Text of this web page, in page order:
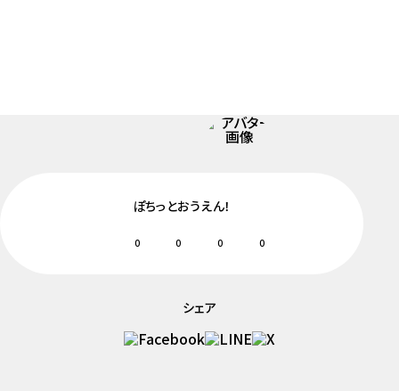
ぽちっとおうえん！
0 0 0 0
シェア